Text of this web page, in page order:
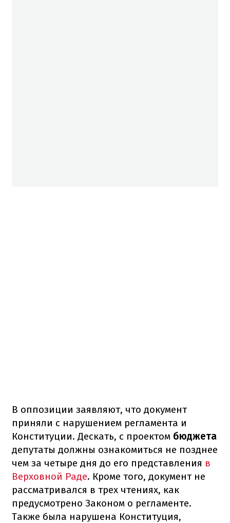
В оппозиции заявляют, что документ
приняли с нарушением регламента и
Конституции. Дескать, с проектом бюджета
депутаты должны ознакомиться не позднее
чем за четыре дня до его представления в
Верховной Раде. Кроме того, документ не
рассматривался в трех чтениях, как
предусмотрено Законом о регламенте.
Также была нарушена Конституция,